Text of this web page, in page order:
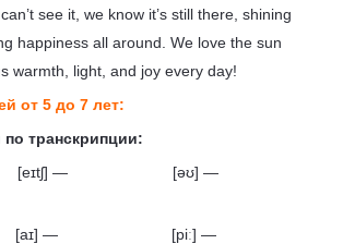
see it, we know it’s still there, shining
happiness all around. We love the sun
warmth, light, and joy every day!
от 5 до 7 лет:
транскрипции:
— [əʊ] —
[aɪ] — [piː] —